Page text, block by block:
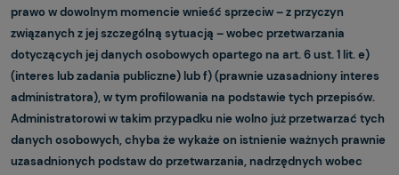
prawo w dowolnym momencie wnieść sprzeciw – z przyczyn
związanych z jej szczególną sytuacją – wobec przetwarzania
dotyczących jej danych osobowych opartego na art. 6 ust. 1 lit. e)
(interes lub zadania publiczne) lub f) (prawnie uzasadniony interes
administratora), w tym profilowania na podstawie tych przepisów.
Administratorowi w takim przypadku nie wolno już przetwarzać tych
danych osobowych, chyba że wykaże on istnienie ważnych prawnie
uzasadnionych podstaw do przetwarzania, nadrzędnych wobec